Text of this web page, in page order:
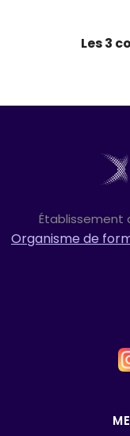
Les 3
Établissement
Organisme de